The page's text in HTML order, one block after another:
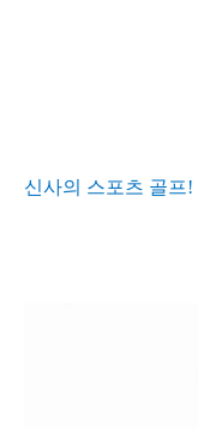
신사의 스포츠 골프!